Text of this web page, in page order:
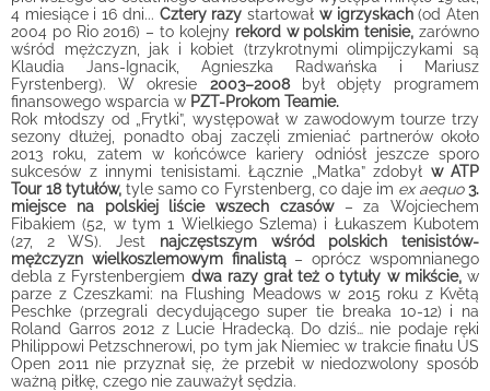
4 miesiące i 16 dni... Cztery razystartował w igrzyskach(od Aten
2004 po Rio 2016) – to kolejny rekord w polskim tenisie,zarówno
wśród mężczyzn, jak i kobiet (trzykrotnymi olimpijczykami są
Klaudia Jans-Ignacik, Agnieszka Radwańska i Mariusz
Fyrstenberg).W okresie 2003–2008był objęty programem
finansowego wsparcia w PZT-Prokom Teamie.
Rok młodszy od „Frytki”, występował w zawodowym tourze trzy
sezony dłużej, ponadto obaj zaczęli zmieniać partnerów około
2013 roku, zatem w końcówce kariery odniósł jeszcze sporo
sukcesów z innymi tenisistami. Łącznie „Matka” zdobył w ATP
Tour 18 tytułów, tyle samo co Fyrstenberg, co daje im ex aequo 3.
miejsce na polskiej liście wszech czasów– za Wojciechem
Fibakiem (52, w tym 1 Wielkiego Szlema) i Łukaszem Kubotem
(27, 2 WS). Jest najczęstszym wśród polskich tenisistów-
mężczyzn wielkoszlemowym finalistą– oprócz wspomnianego
debla z Fyrstenbergiem dwa razy grał też o tytuły w mikście,w
parze z Czeszkami: na Flushing Meadows w 2015 roku z Květą
Peschke (przegrali decydującego super tie breaka 10-12) i na
Roland Garros 2012 z Lucie Hradecką. Do dziś… nie podaje ręki
Philippowi Petzschnerowi, po tym jak Niemiec w trakcie finału US
Open 2011 nie przyznał się, że przebił w niedozwolony sposób
ważną piłkę, czego nie zauważył sędzia.